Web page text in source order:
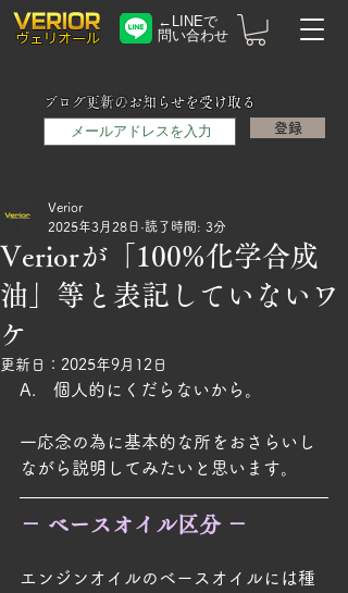
​ヴェリオール
←LINEで
問い合わせ
ブログ更新のお知らせを受け取る
メールアドレス
登録
Veriorが「100%化学合成
油」等と表記していないワ
ケ
Verior
2025年3月28日 読了時間: 3分
更新日： 2025年9月12日
A.　個人的にくだらないから。
一応念の為に基本的な所をおさらいし
ながら説明してみたいと思います。
－ ベースオイル区分 －
エンジンオイルのベースオイルには種